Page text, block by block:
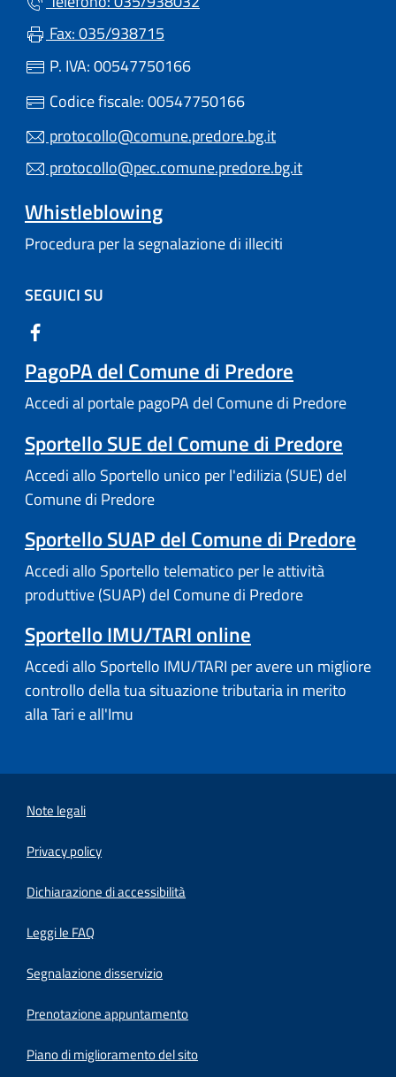
Fax: 035/938715
P. IVA: 00547750166
Codice fiscale: 00547750166
protocollo@comune.predore.bg.it
protocollo@pec.comune.predore.bg.it
Whistleblowing
Procedura per la segnalazione di illeciti
SEGUICI SU
PagoPA del Comune di Predore
Accedi al portale pagoPA del Comune di Predore
Sportello SUE del Comune di Predore
Accedi allo Sportello unico per l'edilizia (SUE) del
Comune di Predore
Sportello SUAP del Comune di Predore
Accedi allo Sportello telematico per le attività
produttive (SUAP) del Comune di Predore
Sportello IMU/TARI online
Accedi allo Sportello IMU/TARI per avere un migliore
controllo della tua situazione tributaria in merito
alla Tari e all'Imu
Note legali
Privacy policy
Dichiarazione di accessibilità
Leggi le FAQ
Segnalazione disservizio
Prenotazione appuntamento
Piano di miglioramento del sito